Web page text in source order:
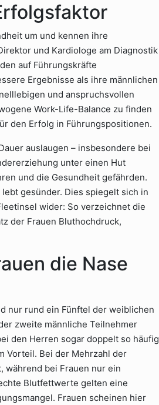
um und kennen ihre
und Kardiologe am Diagnostik
auf Führungskräfte
Ergebnisse als ihre männlichen
und anspruchsvollen
Work-Life-Balance zu finden
den Erfolg in Führungspositionen.
auslaugen – insbesondere bei
unter einen Hut
und die Gesundheit gefährden.
gesünder. Dies spiegelt sich in
wider: So verzeichnet die
der Frauen Bluthochdruck,
die Nase
nur rund ein Fünftel der weiblichen
zweite männliche Teilnehmer
den Herren sogar doppelt so häufig
Vorteil. Bei der Mehrzahl der
während bei Frauen nur ein
Blutfettwerte gelten eine
Frauen scheinen hier